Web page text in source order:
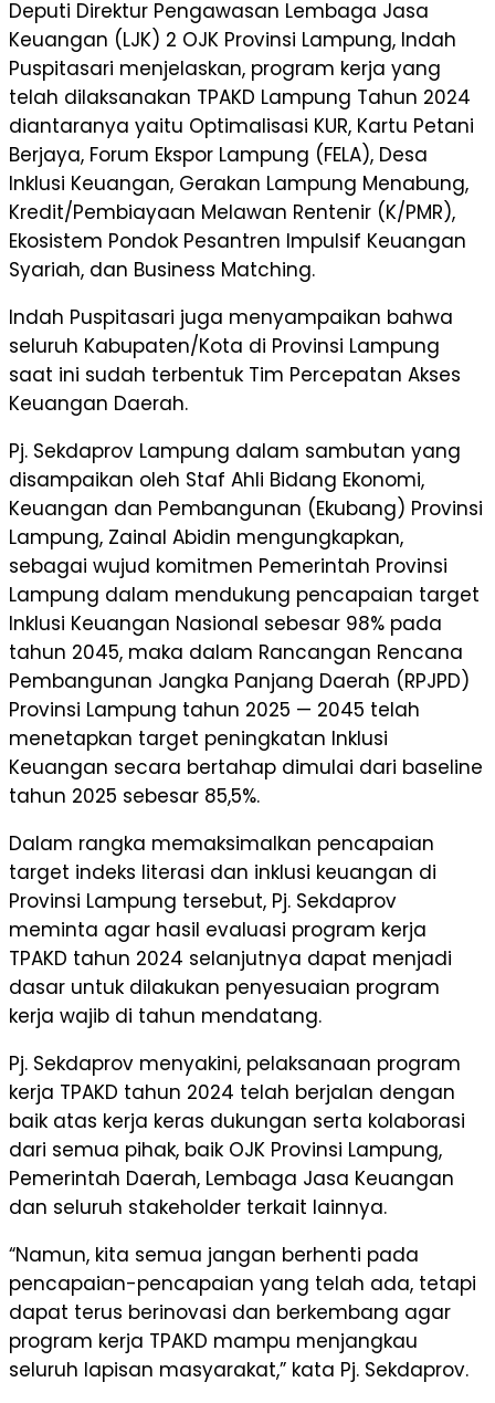
Deputi Direktur Pengawasan Lembaga Jasa
Keuangan (LJK) 2 OJK Provinsi Lampung, Indah
Puspitasari menjelaskan, program kerja yang
telah dilaksanakan TPAKD Lampung Tahun 2024
diantaranya yaitu Optimalisasi KUR, Kartu Petani
Berjaya, Forum Ekspor Lampung (FELA), Desa
Inklusi Keuangan, Gerakan Lampung Menabung,
Kredit/Pembiayaan Melawan Rentenir (K/PMR),
Ekosistem Pondok Pesantren Impulsif Keuangan
Syariah, dan Business Matching.
Indah Puspitasari juga menyampaikan bahwa
seluruh Kabupaten/Kota di Provinsi Lampung
saat ini sudah terbentuk Tim Percepatan Akses
Keuangan Daerah.
Pj. Sekdaprov Lampung dalam sambutan yang
disampaikan oleh Staf Ahli Bidang Ekonomi,
Keuangan dan Pembangunan (Ekubang) Provinsi
Lampung, Zainal Abidin mengungkapkan,
sebagai wujud komitmen Pemerintah Provinsi
Lampung dalam mendukung pencapaian target
Inklusi Keuangan Nasional sebesar 98% pada
tahun 2045, maka dalam Rancangan Rencana
Pembangunan Jangka Panjang Daerah (RPJPD)
Provinsi Lampung tahun 2025 — 2045 telah
menetapkan target peningkatan Inklusi
Keuangan secara bertahap dimulai dari baseline
tahun 2025 sebesar 85,5%.
Dalam rangka memaksimalkan pencapaian
target indeks literasi dan inklusi keuangan di
Provinsi Lampung tersebut, Pj. Sekdaprov
meminta agar hasil evaluasi program kerja
TPAKD tahun 2024 selanjutnya dapat menjadi
dasar untuk dilakukan penyesuaian program
kerja wajib di tahun mendatang.
Pj. Sekdaprov menyakini, pelaksanaan program
kerja TPAKD tahun 2024 telah berjalan dengan
baik atas kerja keras dukungan serta kolaborasi
dari semua pihak, baik OJK Provinsi Lampung,
Pemerintah Daerah, Lembaga Jasa Keuangan
dan seluruh stakeholder terkait lainnya.
“Namun, kita semua jangan berhenti pada
pencapaian-pencapaian yang telah ada, tetapi
dapat terus berinovasi dan berkembang agar
program kerja TPAKD mampu menjangkau
seluruh lapisan masyarakat,” kata Pj. Sekdaprov.